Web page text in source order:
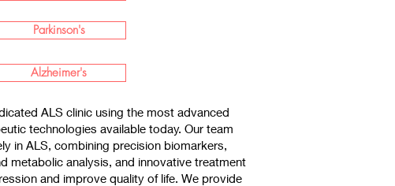
Parkinson's
Alzheimer's
ALS clinic using the most advanced
technologies available today. Our team
in ALS, combining precision biomarkers,
metabolic analysis, and innovative treatment
and improve quality of life. We provide